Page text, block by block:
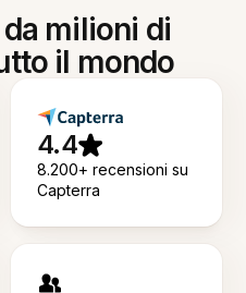
milioni di
il mondo
4.4
8.200+ recensioni su
Capterra